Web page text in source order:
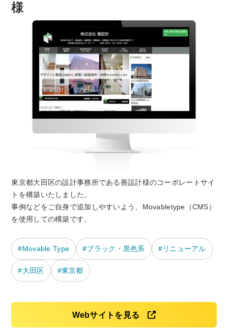
様
東京都大田区の設計事務所である善設計様のコーポレートサイ
トを構築いたしました。
事例などをご自身で追加しやすいよう、Movabletype（CMS）
を使用しての構築です。
Movable Type ブラック・黒色系 リニューアル
大田区 東京都
Webサイトを見る